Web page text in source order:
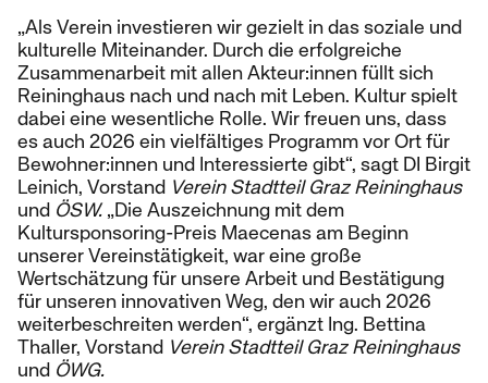
„Als Verein investieren wir gezielt in das soziale und
kulturelle Miteinander. Durch die erfolgreiche
Zusammenarbeit mit allen Akteur:innen füllt sich
Reininghaus nach und nach mit Leben. Kultur spielt
dabei eine wesentliche Rolle. Wir freuen uns, dass
es auch 2026 ein vielfältiges Programm vor Ort für
Bewohner:innen und Interessierte gibt“, sagt DI Birgit
Leinich, Vorstand Verein Stadtteil Graz Reininghaus
und ÖSW.„Die Auszeichnung mit dem
Kultursponsoring-Preis Maecenas am Beginn
unserer Vereinstätigkeit, war eine große
Wertschätzung für unsere Arbeit und Bestätigung
für unseren innovativen Weg, den wir auch 2026
weiterbeschreiten werden“, ergänzt Ing. Bettina
Thaller, Vorstand Verein Stadtteil Graz Reininghaus
und ÖWG.